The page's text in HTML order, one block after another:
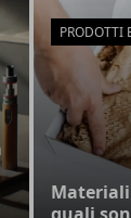
PRODOTTI